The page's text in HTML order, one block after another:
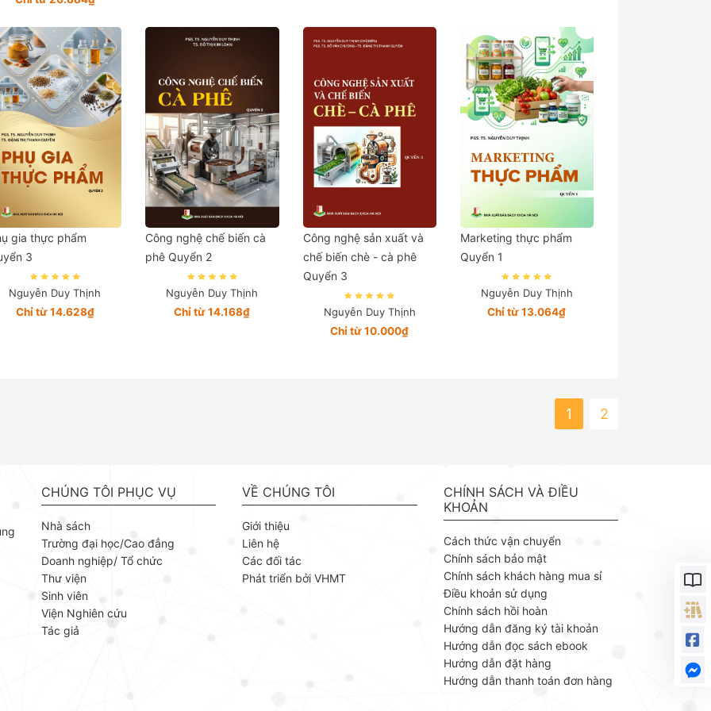
gia thực phẩm
3
Nguyễn Duy Thịnh
Chỉ từ 14.628₫
Công nghệ chế biến cà
phê Quyển 2
Nguyễn Duy Thịnh
Chỉ từ 14.168₫
Công nghệ sản xuất và
chế biến chè - cà phê
Quyển 3
Nguyễn Duy Thịnh
Chỉ từ 10.000₫
Marketing thực phẩm
Quyển 1
Nguyễn Duy Thịnh
Chỉ từ 13.064₫
1 2
CHÚNG TÔI PHỤC VỤ
Nhà sách
Trường đại học/Cao đẳng
Doanh nghiệp/ Tổ chức
Thư viện
Sinh viên
Viện Nghiên cứu
Tác giả
VỀ CHÚNG TÔI
Giới thiệu
Liên hệ
Các đối tác
Phát triển bởi VHMT
CHÍNH SÁCH VÀ ĐIỀU
KHOẢN
Cách thức vận chuyển
Chính sách bảo mật
Chính sách khách hàng mua sỉ
Điều khoản sử dụng
Chính sách hồi hoàn
Hướng dẫn đăng ký tài khoản
Hướng dẫn đọc sách ebook
Hướng dẫn đặt hàng
Hướng dẫn thanh toán đơn hàng